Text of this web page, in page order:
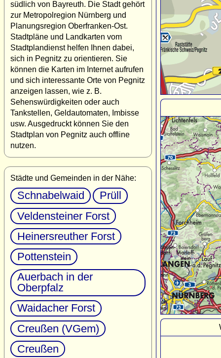
südlich von Bayreuth. Die Stadt gehört
zur Metropolregion Nürnberg und
Planungsregion Oberfranken-Ost.
Stadtpläne und Landkarten vom
Stadtplandienst helfen Ihnen dabei,
sich in Pegnitz zu orientieren. Sie
können die Karten im Internet aufrufen
und sich interessante Orte von Pegnitz
anzeigen lassen, wie z. B.
Sehenswürdigkeiten oder auch
Tankstellen, Geldautomaten, Imbisse
usw. Ausgedruckt können Sie den
Stadtplan von Pegnitz auch offline
nutzen.
Städte und Gemeinden in der Nähe:
Schnabelwaid
Prüll
Veldensteiner Forst
Heinersreuther Forst
Pottenstein
Auerbach in der
Oberpfalz
Waidacher Forst
Creußen (VGem)
Creußen